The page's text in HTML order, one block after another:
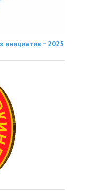
инициатив − 2025